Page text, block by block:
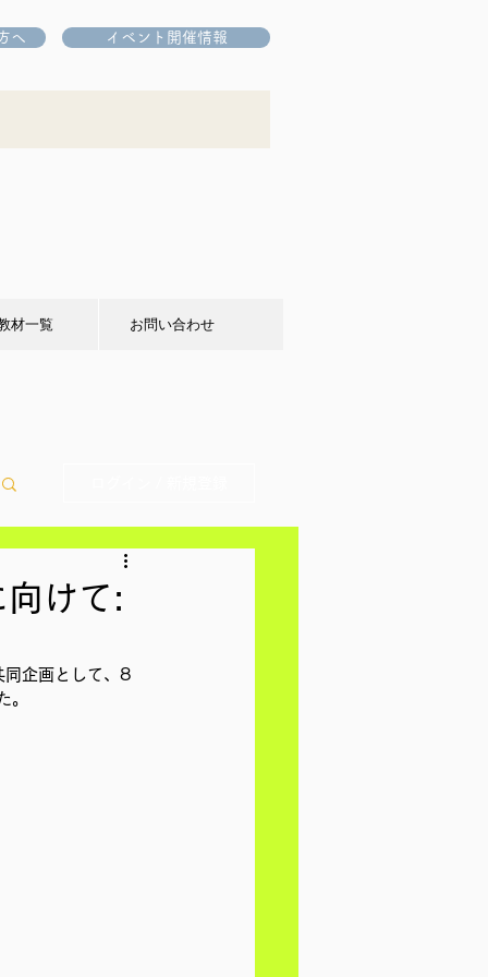
へ イベント開催情報
材一覧 お問い合わせ
けて:
同企画として、8
。